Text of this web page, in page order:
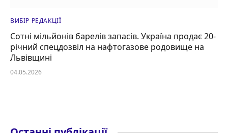
ВИБІР РЕДАКЦІЇ
Сотні мільйонів барелів запасів. Україна продає 20-
річний спецдозвіл на нафтогазове родовище на
Львівщині
04.05.2026